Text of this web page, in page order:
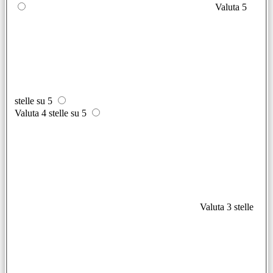
Valuta 5
stelle su 5
Valuta 4 stelle su 5
Valuta 3 stelle